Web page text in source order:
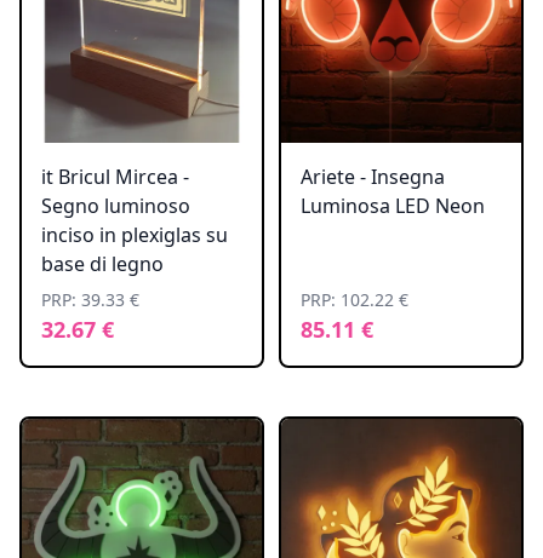
it Bricul Mircea -
Segno luminoso
inciso in plexiglas su
base di legno
PRP: 39.33 €
32.67 €
Ariete - Insegna
Luminosa LED Neon
PRP: 102.22 €
85.11 €